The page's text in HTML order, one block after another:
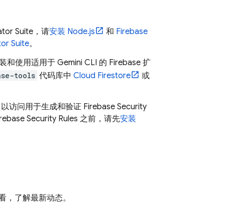
Suite ，请安装 Node.js 和 Firebase
Suite。
和使用适用于 Gemini CLI 的 Firebase 扩
tools 代码库中 Cloud Firestore
或
访问用于生成和验证 Firebase Security
Security Rules 之前，请先安装
，了解最新动态。